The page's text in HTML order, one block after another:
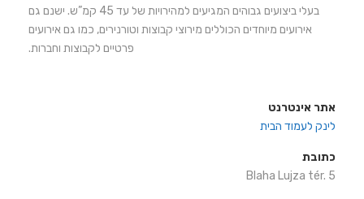
בעלי ביצועים גבוהים המגיעים למהירויות של עד 45 קמ”ש. ישנם גם
אירועים מיוחדים הכוללים מירוצי קבוצות וטורנירים, כמו גם אירועים
פרטיים לקבוצות וחברות.
אתר אינטרנט
לינק לעמוד הבית
כתובת
Blaha Lujza tér. 5